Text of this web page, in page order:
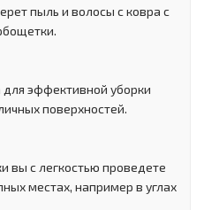
пыль и волосы с ковра с
эффективной уборки
поверхностей.
с легкостью проведете
местах, например в углах